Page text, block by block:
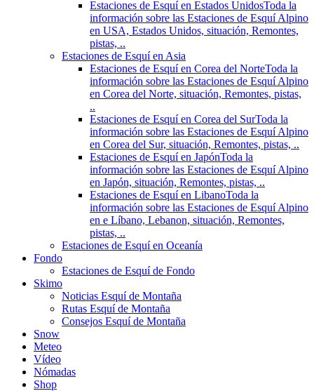
Estaciones de Esquí en Estados UnidosToda la
información sobre las Estaciones de Esquí Alpino
en USA, Estados Unidos, situación, Remontes,
pistas, ..
Estaciones de Esquí en Asia
Estaciones de Esquí en Corea del NorteToda la
información sobre las Estaciones de Esquí Alpino
en Corea del Norte, situación, Remontes, pistas,
..
Estaciones de Esquí en Corea del SurToda la
información sobre las Estaciones de Esquí Alpino
en Corea del Sur, situación, Remontes, pistas, ..
Estaciones de Esquí en JapónToda la
información sobre las Estaciones de Esquí Alpino
en Japón, situación, Remontes, pistas, ..
Estaciones de Esquí en LibanoToda la
información sobre las Estaciones de Esquí Alpino
en e Líbano, Lebanon, situación, Remontes,
pistas, ..
Estaciones de Esquí en Oceanía
Fondo
Estaciones de Esquí de Fondo
Skimo
Noticias Esquí de Montaña
Rutas Esquí de Montaña
Consejos Esquí de Montaña
Snow
Meteo
Vídeo
Nómadas
Shop